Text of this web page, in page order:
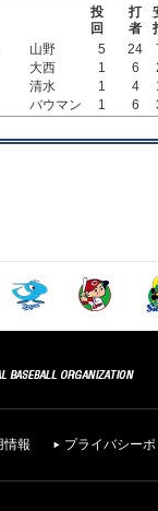
投
回
打
者
山野 5 24
大西
1 6
清水
1 4
バウマン
1 6
情報 プライバシー